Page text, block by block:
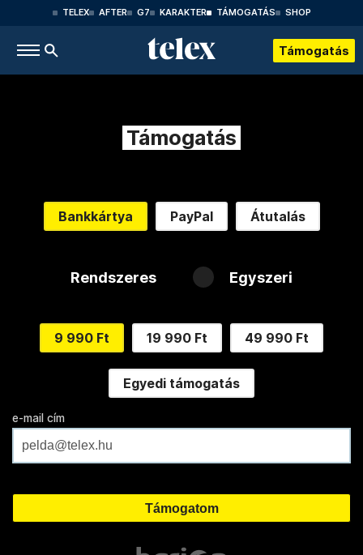
TELEX AFTER G7 KARAKTER TÁMOGATÁS SHOP
Támogatás
Támogatás
Bankkártya PayPal Átutalás
Rendszeres Egyszeri
9 990 Ft 19 990 Ft 49 990 Ft
Egyedi támogatás
e-mail cím